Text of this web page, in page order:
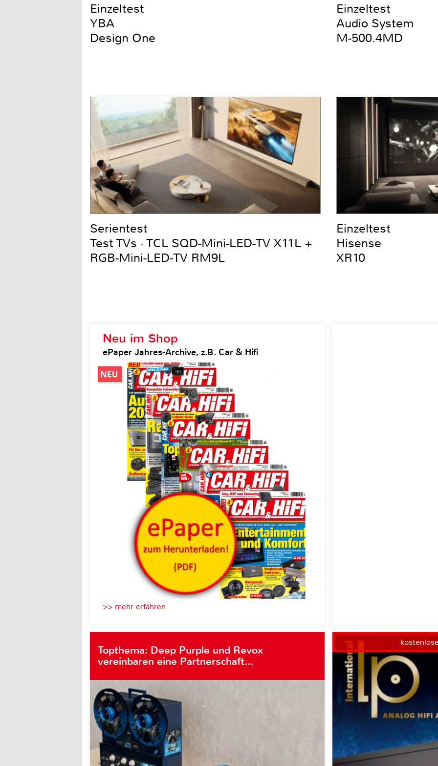
Neu im Shop
ePaper Jahres-Archive, z.B. Car & Hifi
>> mehr erfahren
Topthema: Deep Purple und Revox
vereinbaren eine Partnerschaft…
Einzeltest
YBA
Design One
Einzeltest
Audio System
M-500.4MD
Serientest
Test TVs · TCL SQD-Mini-LED-TV X11L +
RGB-Mini-LED-TV RM9L
Einzeltest
Hisense
XR10